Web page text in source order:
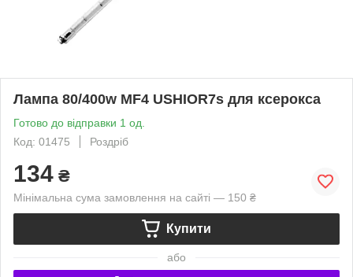
Лампа 80/400w MF4 USHIOR7s для ксерокса
Готово до відправки 1 од.
Код: 01475
Роздріб
134 ₴
Мінімальна сума замовлення на сайті — 150 ₴
Купити
або